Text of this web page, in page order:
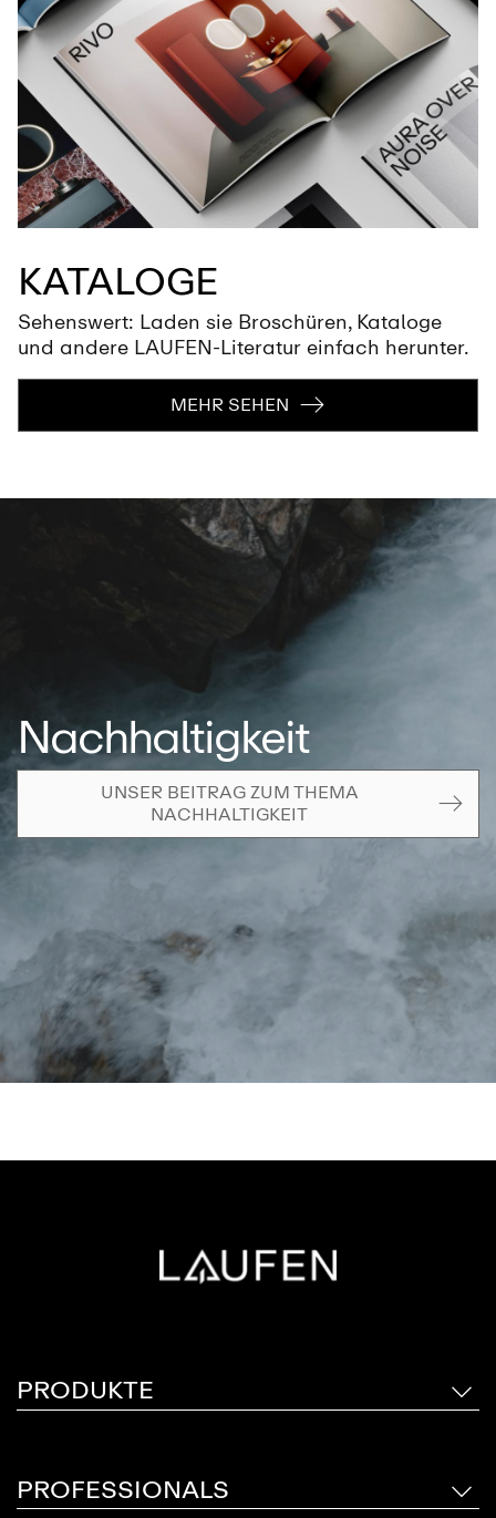
KATALOGE
Sehenswert: Laden sie Broschüren, Kataloge
und andere LAUFEN-Literatur einfach herunter.
MEHR SEHEN
Nachhaltigkeit
UNSER BEITRAG ZUM THEMA
NACHHALTIGKEIT
PRODUKTE
PROFESSIONALS